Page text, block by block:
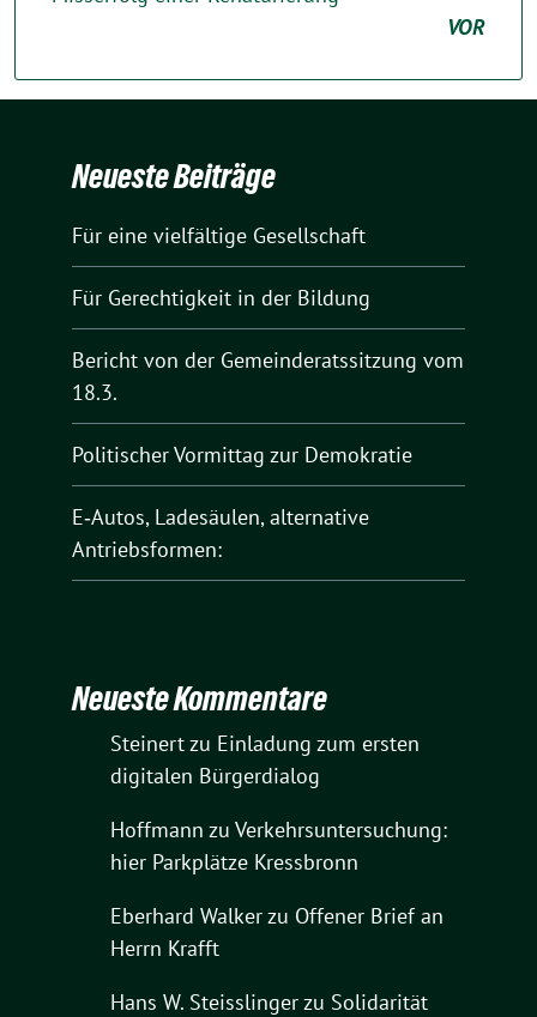
VOR
Neueste Beiträge
Für eine vielfältige Gesellschaft
Für Gerechtigkeit in der Bildung
Bericht von der Gemeinderatssitzung vom
18.3.
Politischer Vormittag zur Demokratie
E‑Autos, Ladesäulen, alternative
Antriebsformen:
Neueste Kommentare
Steinertzu Einladung zum ersten
digitalen Bürgerdialog
Hoffmann zu Verkehrsuntersuchung:
hier Parkplätze Kressbronn
Eberhard Walkerzu Offener Brief an
Herrn Krafft
Hans W. Steisslingerzu Solidarität